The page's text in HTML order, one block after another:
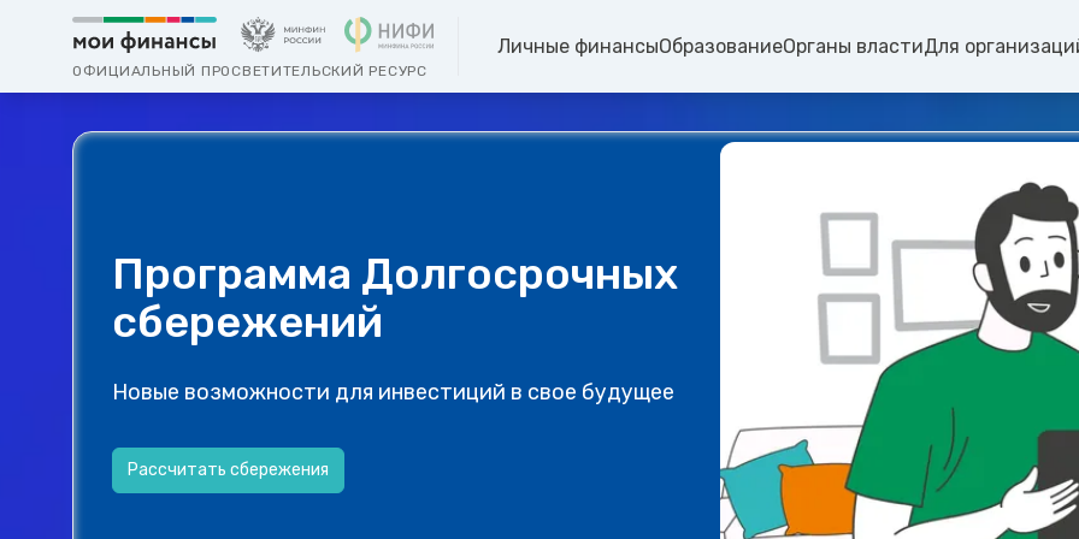
ОФИЦИАЛЬНЫЙ ПРОСВЕТИТЕЛЬСКИЙ РЕСУРС
Личные финансыОбразованиеОрганы властиДля
Программа Долгосрочных
сбережений
Новые возможности для инвестиций в свое будущее
Рассчитать сбережения